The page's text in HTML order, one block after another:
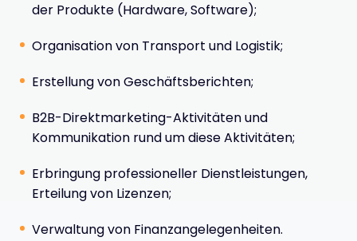
der Produkte (Hardware, Software);
Organisation von Transport und Logistik;
Erstellung von Geschäftsberichten;
B2B-Direktmarketing-Aktivitäten und
Kommunikation rund um diese Aktivitäten;
Erbringung professioneller Dienstleistungen,
Erteilung von Lizenzen;
Verwaltung von Finanzangelegenheiten.